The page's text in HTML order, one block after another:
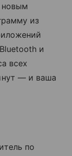
новым
из
и
всех
— и ваша
по